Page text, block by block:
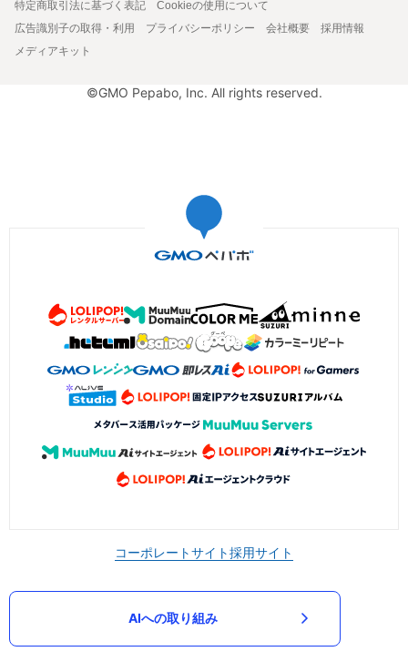
特定商取引法に基づく表記
Cookieの使用について
広告識別子の取得・利用
プライバシーポリシー 会社概要
採用情報
メディアキット
©GMO Pepabo, Inc. All rights reserved.
コーポレートサイト採用サイト
AIへの取り組み